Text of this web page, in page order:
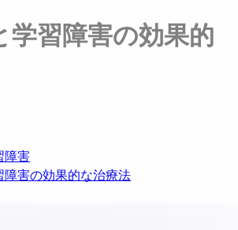
学習障害の効果的
障害
障害の効果的な治療法